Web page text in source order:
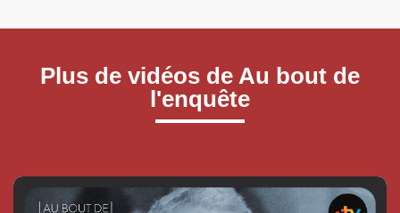
Plus de vidéos de Au bout de
l'enquête